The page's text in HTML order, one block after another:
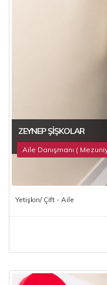
ZEYNEP ŞIŞKOLAR
Aile Danışmanı (
Yetişkin/ Çift - Aile